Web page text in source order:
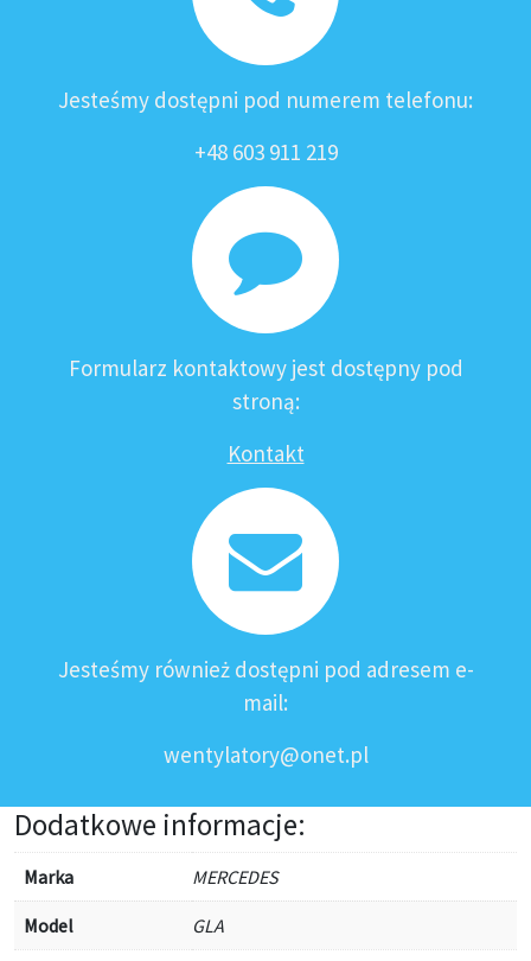
Jesteśmy dostępni pod numerem telefonu:
+48 603 911 219
Formularz kontaktowy jest dostępny pod
stroną:
Kontakt
Jesteśmy również dostępni pod adresem e-
mail:
wentylatory@onet.pl
Dodatkowe informacje:
Marka MERCEDES
Model GLA